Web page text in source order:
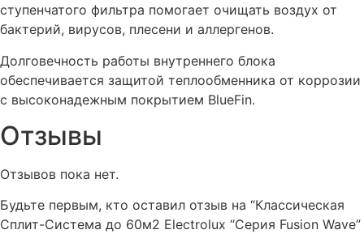
ступенчатого фильтра помогает очищать воздух от
бактерий, вирусов, плесени и аллергенов.
Долговечность работы внутреннего блока
обеспечивается защитой теплообменника от коррозии
с высоконадежным покрытием BlueFin.
Отзывы
Отзывов пока нет.
Будьте первым, кто оставил отзыв на “Классическая
Сплит-Система до 60м2 Electrolux “Серия Fusion Wave”